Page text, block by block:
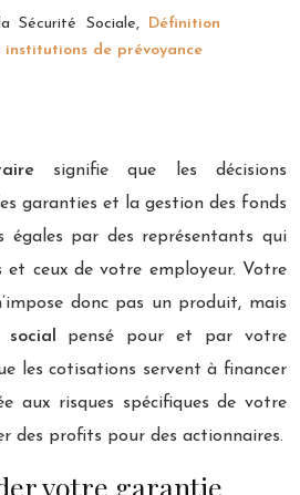
Sécurité Sociale,
Définition
institutions de prévoyance
signifie que les décisions
garanties et la gestion des fonds
égales par des représentants qui
ceux de votre employeur. Votre
donc pas un produit, mais
social
pensé pour et par votre
les cotisations servent à financer
aux risques spécifiques de votre
des profits pour des actionnaires.
votre garantie